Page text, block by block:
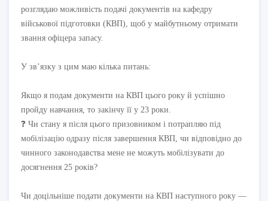
розглядаю можливість подачі документів на кафедру
військової підготовки (КВП), щоб у майбутньому отримати
звання офіцера запасу.
У зв’язку з цим маю кілька питань:
Якщо я подам документи на КВП цього року й успішно
пройду навчання, то закінчу її у 23 роки.
❓ Чи стану я після цього призовником і потрапляю під
мобілізацію одразу після завершення КВП, чи відповідно до
чинного законодавства мене не можуть мобілізувати до
досягнення 25 років?
Чи доцільніше подати документи на КВП наступного року —